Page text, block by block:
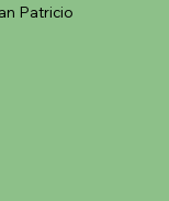
Patricio